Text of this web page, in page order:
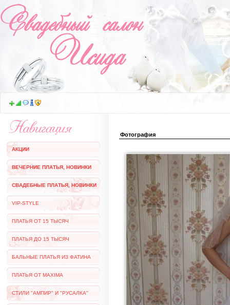
Фотография
АКЦИИ
ВЕЧЕРНИЕ ПЛАТЬЯ, НОВИНКИ
СВАДЕБНЫЕ ПЛАТЬЯ, НОВИНКИ
VIP-STYLE
ПЛАТЬЯ ОТ 15 ТЫСЯЧ
ПЛАТЬЯ ДО 15 ТЫСЯЧ
БАЛЬНЫЕ ПЛАТЬЯ ИЗ ФАТИНА
ПЛАТЬЯ ОТ MAXIMA
СТИЛИ "АМПИР" И "РУСАЛКА"